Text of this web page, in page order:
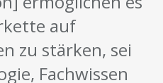
auf
zu stärken, sei
Fachwissen